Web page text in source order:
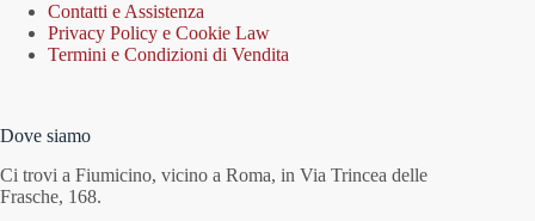
Contatti e Assistenza
Privacy Policy e Cookie Law
Termini e Condizioni di Vendita
Dove siamo
Ci trovi a Fiumicino, vicino a Roma, in Via Trincea delle
Frasche, 168.